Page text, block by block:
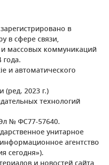
в
в сфере связи,
массовых коммуникаций
и автоматического
2023 г.)
технологий
№ ФС77-57640.
унитарное
агентство
сегодня»).